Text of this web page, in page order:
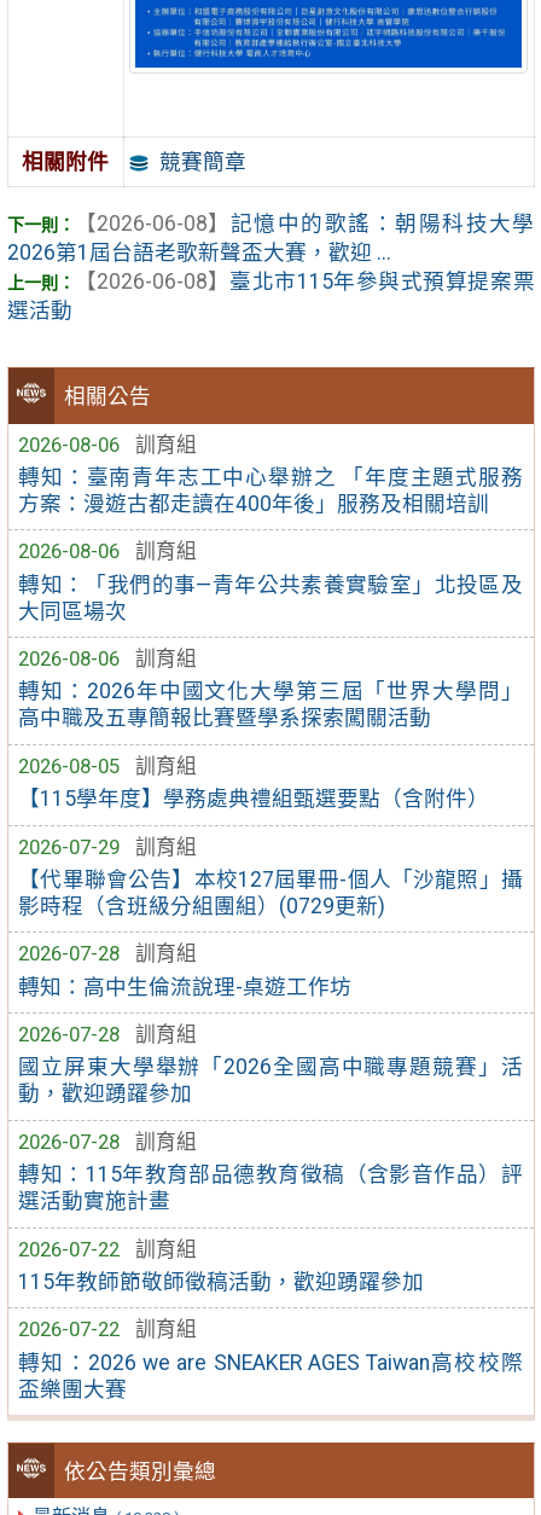
相關公告
2026-08-06
訓育組
轉知：臺南青年志工中心舉辦之 「年度主題式服務
方案：漫遊古都走讀在400年後」服務及相關培訓
2026-08-06
訓育組
轉知：「我們的事—青年公共素養實驗室」北投區及
大同區場次
2026-08-06
訓育組
轉知：2026年中國文化大學第三屆「世界大學問」
高中職及五專簡報比賽暨學系探索闖關活動
2026-08-05
訓育組
【115學年度】學務處典禮組甄選要點（含附件）
2026-07-29
訓育組
【代畢聯會公告】本校127屆畢冊-個人「沙龍照」攝
影時程（含班級分組團組）(0729更新)
2026-07-28
訓育組
轉知：高中生倫流說理-桌遊工作坊
2026-07-28
訓育組
國立屏東大學舉辦「2026全國高中職專題競賽」活
動，歡迎踴躍參加
2026-07-28
訓育組
轉知：115年教育部品德教育徵稿（含影音作品）評
選活動實施計畫
2026-07-22
訓育組
115年教師節敬師徵稿活動，歡迎踴躍參加
2026-07-22
訓育組
轉知：2026 we are SNEAKER AGES Taiwan高校校際
盃樂團大賽
依公告類別彙總
相關附件 競賽簡章
【2026-06-08】 記憶中的歌謠：朝陽科技大學
2026第1屆台語老歌新聲盃大賽，歡迎 ...
【2026-06-08】 臺北市115年參與式預算提案票
選活動